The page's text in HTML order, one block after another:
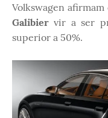
Volkswagen
Galibier vir a ser
superior a 50%.